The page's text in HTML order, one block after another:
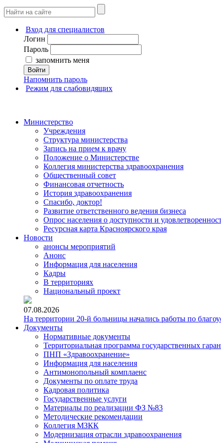
Вход для специалистов
Логин
Пароль
запомнить меня
Войти
Напомнить пароль
Режим для слабовидящих
Министерство
Учреждения
Структура министерства
Запись на прием к врачу
Положение о Министерстве
Коллегия министерства здравоохранения
Общественный совет
Финансовая отчетность
История здравоохранения
Спасибо, доктор!
Развитие ответственного ведения бизнеса
Опрос населения о доступности и
Ресурсная карта Красноярского края
Новости
анонсы мероприятий
Анонс
Информация для населения
Кадры
В территориях
Национальный проект
07.08.2026
На территории 20-й больницы начались работы по
Документы
Нормативные документы
Территориальная программа государственных
ПНП «Здравоохранение»
Информация для населения
Антимонопольный комплаенс
Документы по оплате труда
Кадровая политика
Государственные услуги
Материалы по реализации ФЗ №83
Методические рекомендации
Коллегия МЗКК
Модернизация отрасли здравоохранения